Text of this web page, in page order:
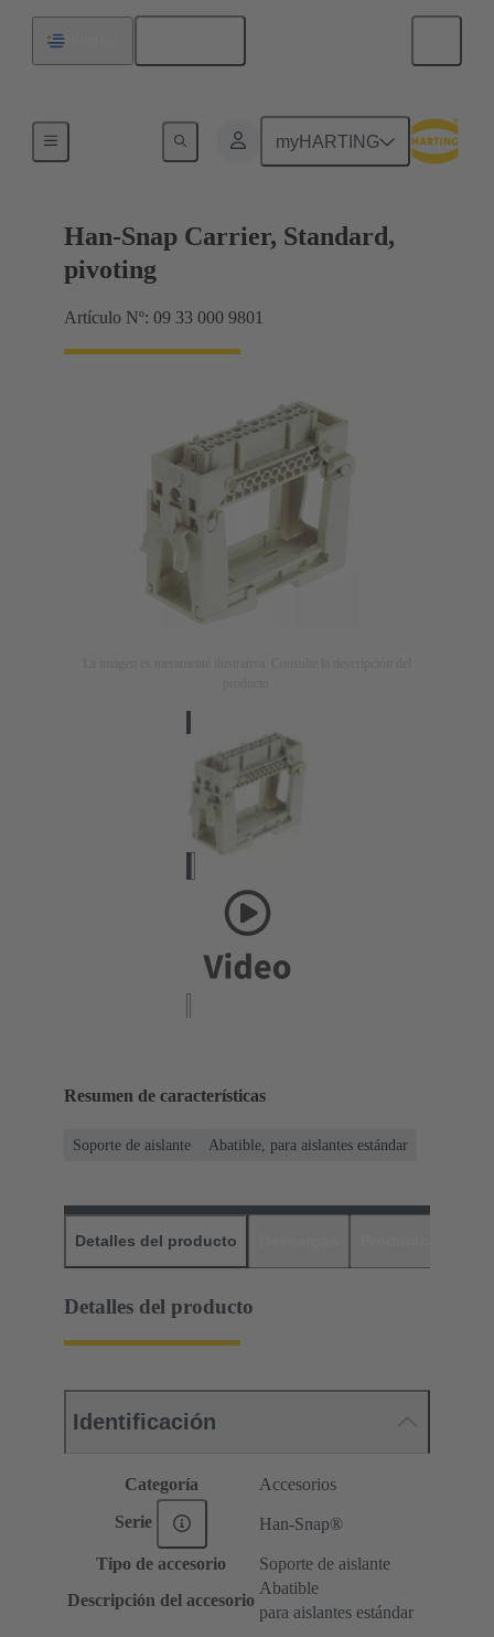
myHARTING
Soporte de aislante
Han-Snap Carrier, Standard,
pivoting
Artículo Nº: 09 33 000 9801
Resumen de características
Soporte de aislante Abatible, para aislantes estándar
Detalles del producto
Detalles del producto
Identificación
Categoría Accesorios
Serie Han-Snap®
Tipo de accesorio
Soporte de aislante
Descripción del accesorio
Abatible
para aislantes estándar